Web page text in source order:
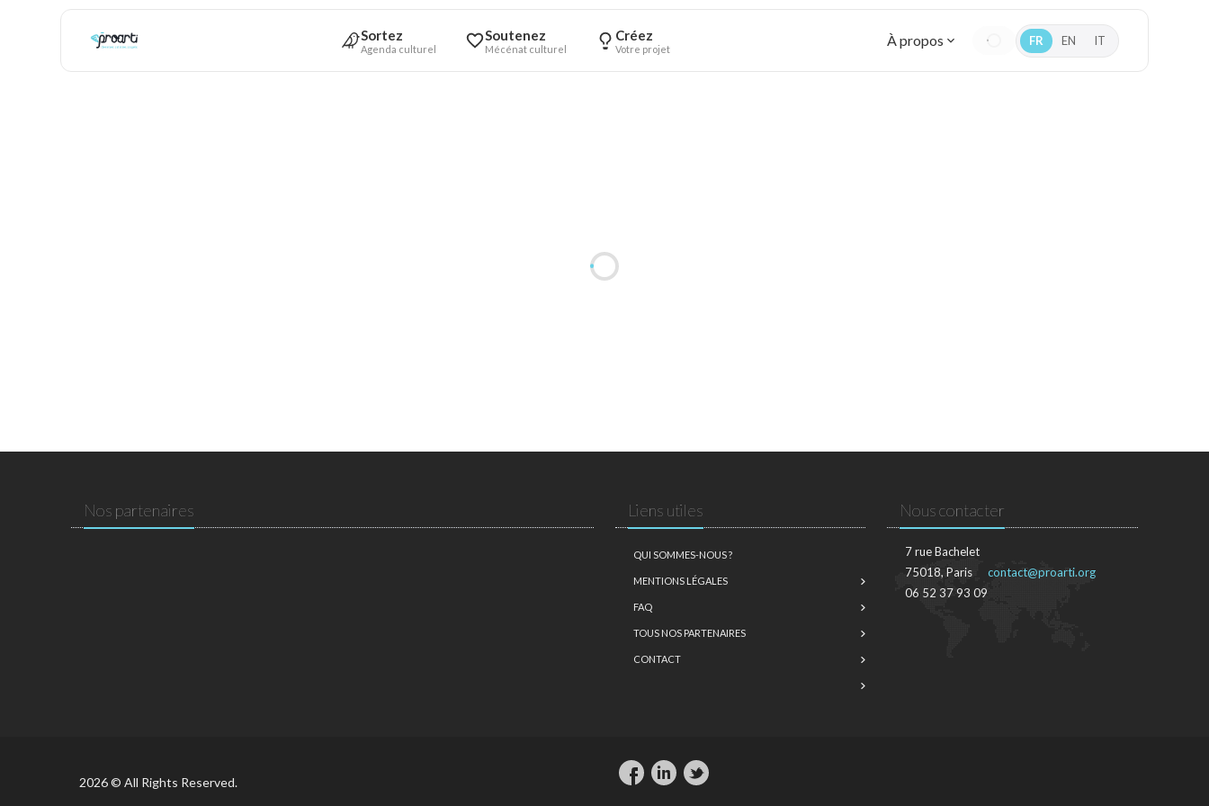
Sortez
Agenda culturel
Soutenez
Mécénat culturel
Créez
Votre projet À propos FR EN IT
Nos partenaires Liens utiles
QUI SOMMES-NOUS ?
MENTIONS LÉGALES
FAQ
TOUS NOS PARTENAIRES
CONTACT
Nous contacter
7 rue Bachelet
75018, Paris
06 52 37 93 09
contact@proarti.org
2026 © All Rights Reserved.